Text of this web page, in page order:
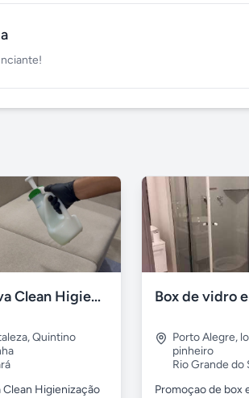
Renova Clean Higienização Premium de Estofados
,Quintino
Clean Higienização
Porto Alegre,
pinheiro
Rio Grande do
Promoçao de box